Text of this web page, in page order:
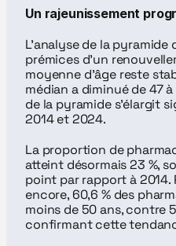
Un rajeunissement
L’analyse de la pyramide
prémices d’un
moyenne d’âge reste
médian a diminué de 47
de la pyramide s’élargit
2014 et 2024.
La proportion de
atteint désormais 23 %,
point par rapport à
encore, 60,6 % des
moins de 50 ans, contre
confirmant cette